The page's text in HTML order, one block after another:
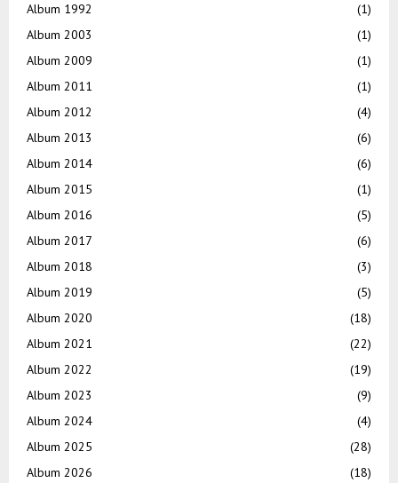
Album 1992
(1)
Album 2003
(1)
Album 2009
(1)
Album 2011
(1)
Album 2012
(4)
Album 2013
(6)
Album 2014
(6)
Album 2015
(1)
Album 2016
(5)
Album 2017
(6)
Album 2018
(3)
Album 2019
(5)
Album 2020
(18)
Album 2021
(22)
Album 2022
(19)
Album 2023
(9)
Album 2024
(4)
Album 2025
(28)
Album 2026
(18)